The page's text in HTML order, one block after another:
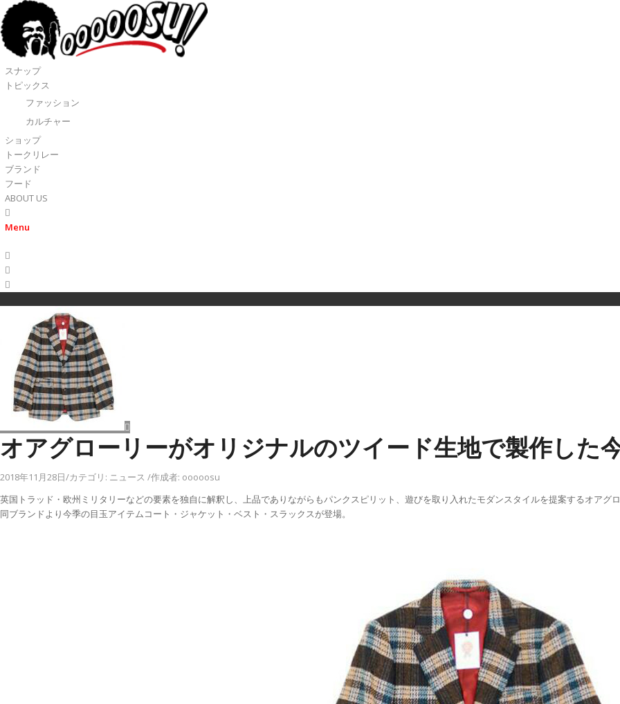
スナップ
トピックス
ファッション
カルチャー
ショップ
トークリレー
ブランド
フード
ABOUT US
Menu
オアグローリーがオリジナルのツイード生地で製作した
2018年11月28日/カテゴリ: ニュース /作成者: ooooosu
英国トラッド・欧州ミリタリーなどの要素を独自に解釈し、上品でありながらもパンクスピリット、遊びを取り入れたモダンスタイルを提案するオアグロ
同ブランドより今季の目玉アイテムコート・ジャケット・ベスト・スラックスが登場。